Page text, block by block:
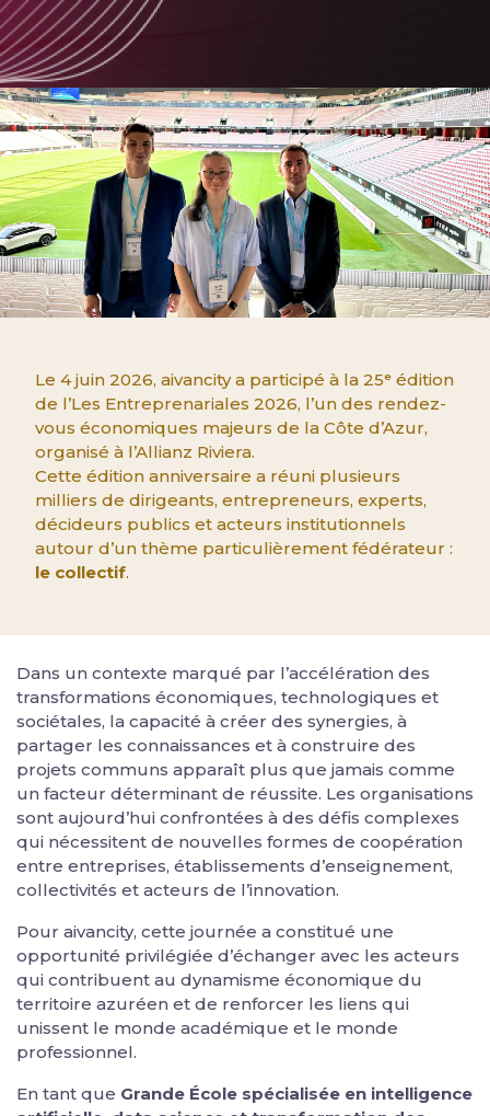
Le 4 juin 2026, aivancity a participé à la 25ᵉ édition
de l’Les Entreprenariales 2026, l’un des rendez-
vous économiques majeurs de la Côte d’Azur,
organisé à l’Allianz Riviera.
Cette édition anniversaire a réuni plusieurs
milliers de dirigeants, entrepreneurs, experts,
décideurs publics et acteurs institutionnels
autour d’un thème particulièrement fédérateur :
le collectif.
Dans un contexte marqué par l’accélération des
transformations économiques, technologiques et
sociétales, la capacité à créer des synergies, à
partager les connaissances et à construire des
projets communs apparaît plus que jamais comme
un facteur déterminant de réussite. Les organisations
sont aujourd’hui confrontées à des défis complexes
qui nécessitent de nouvelles formes de coopération
entre entreprises, établissements d’enseignement,
collectivités et acteurs de l’innovation.
Pour aivancity, cette journée a constitué une
opportunité privilégiée d’échanger avec les acteurs
qui contribuent au dynamisme économique du
territoire azuréen et de renforcer les liens qui
unissent le monde académique et le monde
professionnel.
En tant que Grande École spécialisée en intelligence